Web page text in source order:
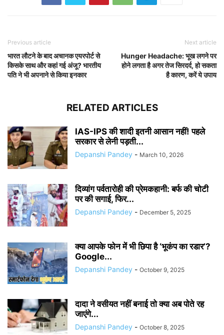
Previous article
भारत लौटने के बाद अचानक एयरपोर्ट से
किसके साथ और कहां गई अंजू? भारतीय
पति ने भी अपनाने से किया इनकार
Next article
Hunger Headache: भूख लगने पर
होने लगता है अगर तेज सिरदर्द, हो सकता
है कारण, करें ये उपाय
RELATED ARTICLES
IAS-IPS की शादी इतनी आसान नहीं! पहले
सरकार से लेनी पड़ती...
Depanshi Pandey - March 10, 2026
दिव्यांग पर्वतारोही की प्रेमकहानी: बर्फ की चोटी
पर की सगाई, फिर...
Depanshi Pandey - December 5, 2025
क्या आपके फोन में भी छिपा है ‘भूकंप का रडार’?
Google...
Depanshi Pandey - October 9, 2025
दादा ने वसीयत नहीं बनाई तो क्या अब पोते रह
जाएंगे...
Depanshi Pandey - October 8, 2025